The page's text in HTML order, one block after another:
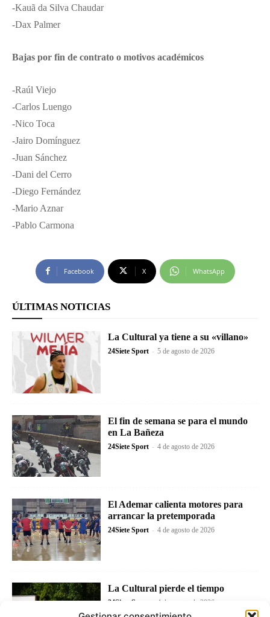
-Kauã da Silva Chaudar
-Dax Palmer
Bajas por fin de contrato o motivos académicos
-Raúl Viejo
-Carlos Luengo
-Nico Toca
-Jairo Domínguez
-Juan Sánchez
-Dani del Cerro
-Diego Fernández
-Mario Aznar
-Pablo Carmona
Facebook X WhatsApp
ÚLTIMAS NOTICIAS
La Cultural ya tiene a su «villano»
24Siete Sport - 5 de agosto de 2026
El fin de semana se para el mundo
en La Bañeza
24Siete Sport - 4 de agosto de 2026
El Ademar calienta motores para
arrancar la pretemporada
24Siete Sport - 4 de agosto de 2026
La Cultural pierde el tiempo
24Siete Sport 4 de agosto de 2026